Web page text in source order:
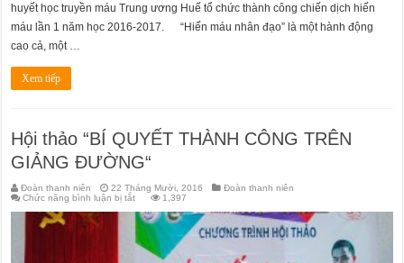
huyết học truyền máu Trung ương Huế tổ chức thành công chiến dịch hiến
máu lần 1 năm học 2016-2017. “Hiến máu nhân đạo” là một hành động
cao cả, một …
Xem tiếp
Hội thảo “BÍ QUYẾT THÀNH CÔNG TRÊN
GIẢNG ĐƯỜNG“
Đoàn thanh niên 22 Tháng Mười, 2016
Đoàn thanh niên
Chức năng bình luận bị tắtở
thảo
“BÍ
QUYẾT
THÀNH
CÔNG
1,397